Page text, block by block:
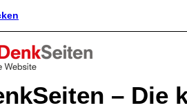
– Die